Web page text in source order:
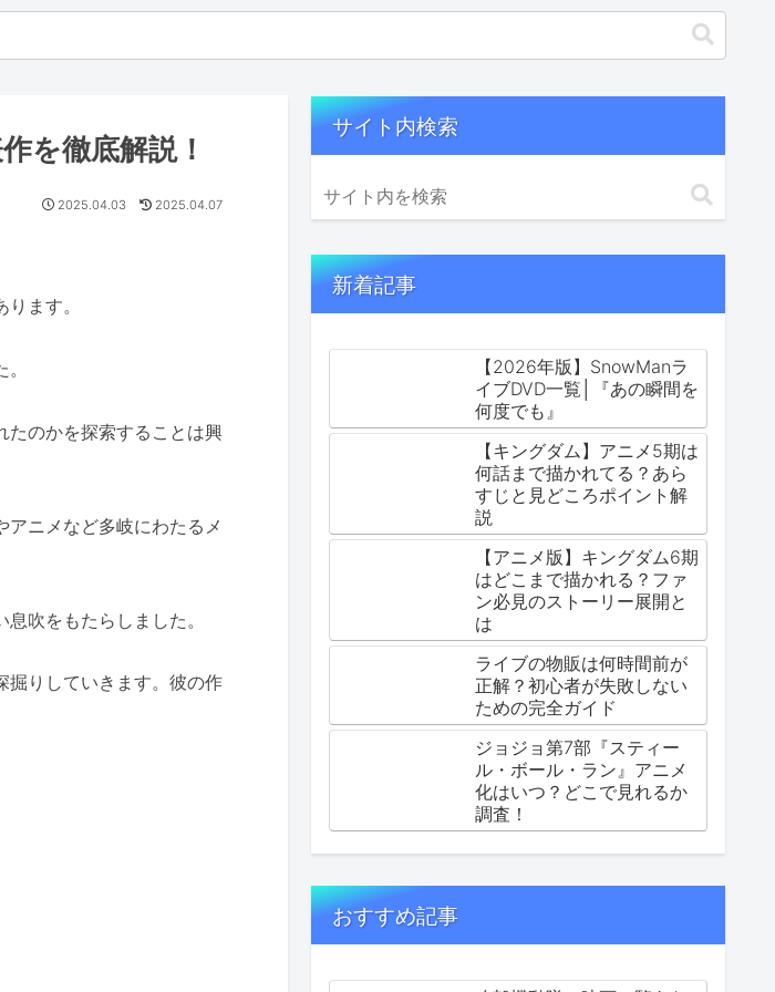
を徹底解説！
2025.04.03 2025.04.07
ます。
たのかを探索することは興
ニメなど多岐にわたるメ
吹をもたらしました。
掘りしていきます。彼の作
サイト内検索
新着記事
【2026年版】SnowManラ
イブDVD一覧│『あの瞬間を
何度でも』
【キングダム】アニメ5期は
何話まで描かれてる？あら
すじと見どころポイント解
説
【アニメ版】キングダム6期
はどこまで描かれる？ファ
ン必見のストーリー展開と
は
ライブの物販は何時間前が
正解？初心者が失敗しない
ための完全ガイド
ジョジョ第7部『スティー
ル・ボール・ラン』アニメ
化はいつ？どこで見れるか
調査！
おすすめ記事